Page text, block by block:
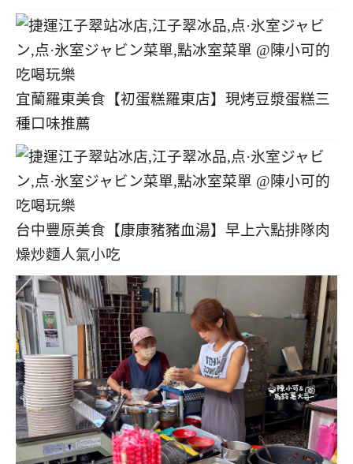
宜蘭羅東美食【初蛋糕羅東店】現烤豆漿蛋糕三
種口味推薦
台中豐原美食【康康豬豬血湯】早上六點排隊肉
燥炒麵人氣小吃